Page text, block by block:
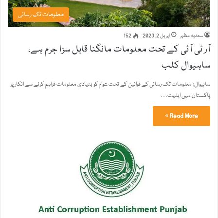
معلومات تک رسائی
سعدیہ مظہر اپریل 2, 2023 152
آر ٹی آئی کے تحت معلومات مانگنا قابل سزا جرم ہے،
ساہیوال کلب
ساہیوال: معلومات تک رسائی کے قوانین کے تحت عوام کو بنیادی معلومات فراہم کرنے سے انکار پر
پاکستان میں ایلیٹ…
Read More »